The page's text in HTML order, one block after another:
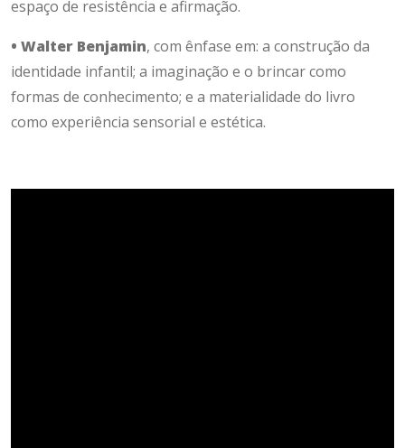
espaço de resistência e afirmação.
• Walter Benjamin, com ênfase em: a construção da
identidade infantil; a imaginação e o brincar como
formas de conhecimento; e a materialidade do livro
como experiência sensorial e estética.